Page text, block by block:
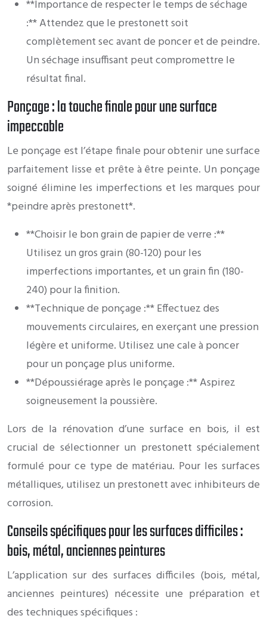
**Importance de respecter le temps de séchage
:** Attendez que le prestonett soit
complètement sec avant de poncer et de peindre.
Un séchage insuffisant peut compromettre le
résultat final.
Ponçage : la touche finale pour une surface
impeccable
Le ponçage est l’étape finale pour obtenir une surface
parfaitement lisse et prête à être peinte. Un ponçage
soigné élimine les imperfections et les marques pour
*peindre après prestonett*.
**Choisir le bon grain de papier de verre :**
Utilisez un gros grain (80-120) pour les
imperfections importantes, et un grain fin (180-
240) pour la finition.
**Technique de ponçage :** Effectuez des
mouvements circulaires, en exerçant une pression
légère et uniforme. Utilisez une cale à poncer
pour un ponçage plus uniforme.
**Dépoussiérage après le ponçage :** Aspirez
soigneusement la poussière.
Lors de la rénovation d’une surface en bois, il est
crucial de sélectionner un prestonett spécialement
formulé pour ce type de matériau. Pour les surfaces
métalliques, utilisez un prestonett avec inhibiteurs de
corrosion.
Conseils spécifiques pour les surfaces difficiles :
bois, métal, anciennes peintures
L’application sur des surfaces difficiles (bois, métal,
anciennes peintures) nécessite une préparation et
des techniques spécifiques :